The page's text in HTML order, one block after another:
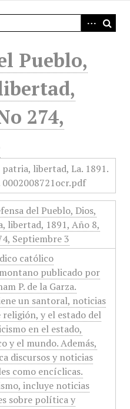
Pueblo,
274,
del Pueblo, Dios,
libertad, 1891, Año 8,
Septiembre 3
católico
publicado por
P. de la Garza.
un santoral, noticias
religión, y el estado del
en el estado,
y el mundo. Además,
discursos y noticias
como encíclicas.
incluye noticias
sobre política y